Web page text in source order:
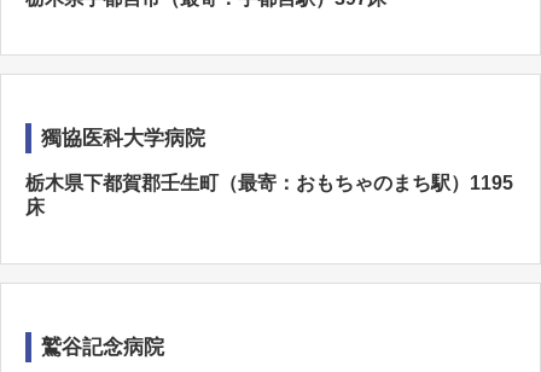
獨協医科大学病院
栃木県下都賀郡壬生町（最寄：おもちゃのまち駅）1195
床
鷲谷記念病院